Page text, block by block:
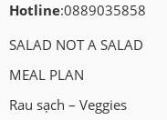
Hotline:0889035858
SALAD NOT A SALAD
MEAL PLAN
Rau sạch – Veggies